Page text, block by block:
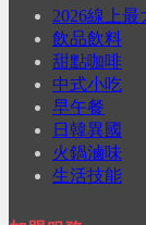
2026線上最
飲品飲料
甜點咖啡
中式小吃
早午餐
日韓異國
火鍋滷味
生活技能